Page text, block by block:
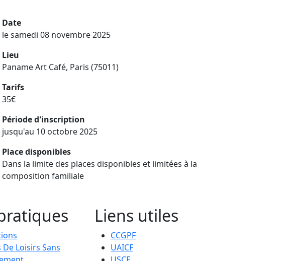
Date
le samedi 08 novembre 2025
Lieu
Paname Art Café, Paris (75011)
Tarifs
35€
Période d'inscription
jusqu'au 10 octobre 2025
Place disponibles
Dans la limite des places disponibles et limitées à la
composition familiale
De Loisirs Sans
Liens utiles
CCGPF
UAICF